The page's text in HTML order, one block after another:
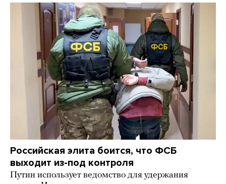
Российская элита боится, что ФСБ
выходит из-под контроля
Путин использует ведомство для удержания